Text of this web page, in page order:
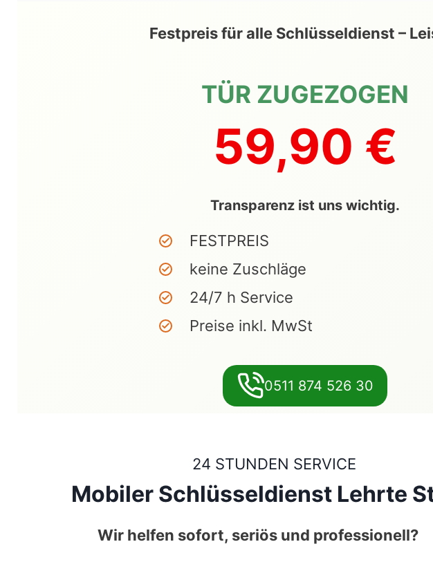
Festpreis für alle Schlüsseldienst –
TÜR ZUGEZOGEN
59,90 €
Transparenz ist uns wichtig.
FESTPREIS
keine Zuschläge
24/7 h Service
Preise inkl. MwSt
0511 874 526 30
24 STUNDEN SERVICE
Mobiler Schlüsseldienst Lehrte
Wir helfen sofort, seriös und professionell?